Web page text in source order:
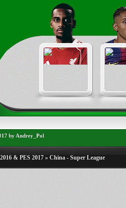
by Andrey_Pol
& PES 2017 » China - Super League